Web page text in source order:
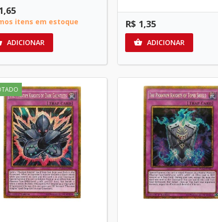
itens em estoque
ADICIONAR
R$ 1,35
 ADICIONAR